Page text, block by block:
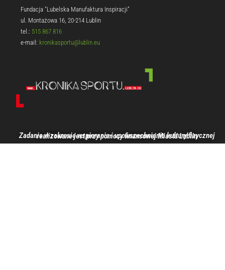
Fundacja "Lubelska Manufaktura Inspiracji"
ul. Montażowa 16, 20-214 Lublin
tel.: 515 867 816
e-mail: kronikasportu@lublin.eu
Zadanie w zakresie wspierania i upowszechniania kultury fizycznej realizowane jest przy pomocy finansowej Miasta Lublin